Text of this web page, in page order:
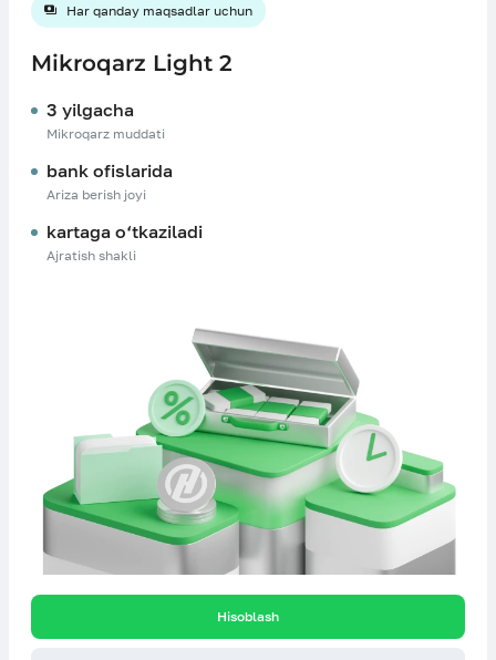
Har qanday maqsadlar uchun
Mikroqarz Light 2
3 yilgacha
Mikroqarz muddati
bank ofislarida
Ariza berish joyi
kartaga o‘tkaziladi
Ajratish shakli
Hisoblash